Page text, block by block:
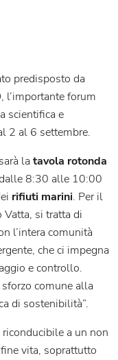
predisposto da
, l’importante forum
scientifica e
2 al 6 settembre.
la tavola rotonda
8:30 alle 10:00
rifiuti marini. Per il
si tratta di
l’intera comunità
che ci impegna
e controllo.
sforzo comune alla
di sostenibilità”.
a un non
vita, soprattutto